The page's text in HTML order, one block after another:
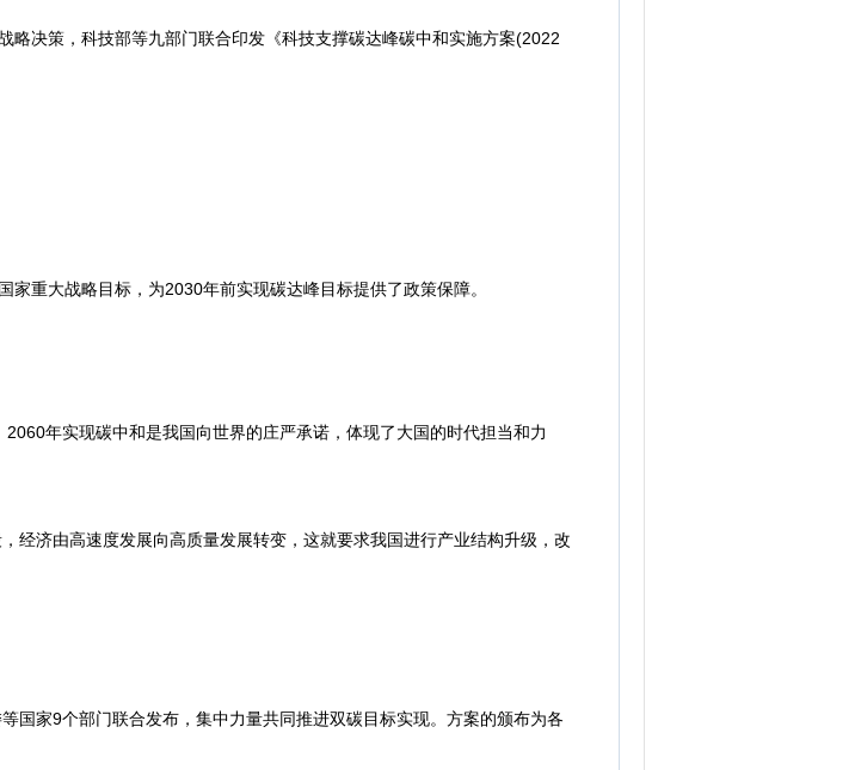
决策，科技部等九部门联合印发《科技支撑碳达峰碳中和实施方案(2022
重大战略目标，为2030年前实现碳达峰目标提供了政策保障。
年实现碳中和是我国向世界的庄严承诺，体现了大国的时代担当和力
济由高速度发展向高质量发展转变，这就要求我国进行产业结构升级，改
家9个部门联合发布，集中力量共同推进双碳目标实现。方案的颁布为各